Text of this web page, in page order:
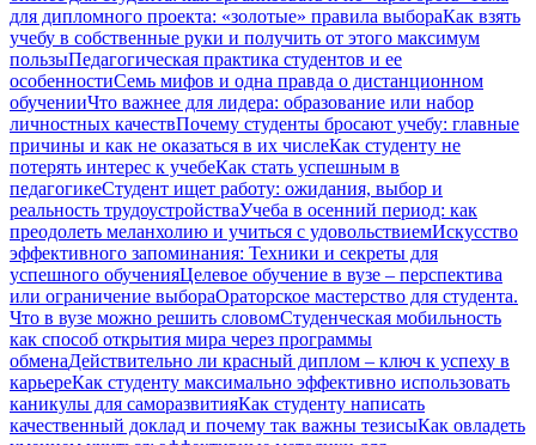
для дипломного проекта: «золотые» правила выбораКак взять
учебу в собственные руки и получить от этого максимум
пользыПедагогическая практика студентов и ее
особенностиСемь мифов и одна правда о дистанционном
обученииЧто важнее для лидера: образование или набор
личностных качествПочему студенты бросают учебу: главные
причины и как не оказаться в их числеКак студенту не
потерять интерес к учебеКак стать успешным в
педагогикеСтудент ищет работу: ожидания, выбор и
реальность трудоустройстваУчеба в осенний период: как
преодолеть меланхолию и учиться с удовольствиемИскусство
эффективного запоминания: Техники и секреты для
успешного обученияЦелевое обучение в вузе – перспектива
или ограничение выбораОраторское мастерство для студента.
Что в вузе можно решить словомСтуденческая мобильность
как способ открытия мира через программы
обменаДействительно ли красный диплом – ключ к успеху в
карьереКак студенту максимально эффективно использовать
каникулы для саморазвитияКак студенту написать
качественный доклад и почему так важны тезисыКак овладеть